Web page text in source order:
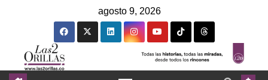
agosto 9, 2026